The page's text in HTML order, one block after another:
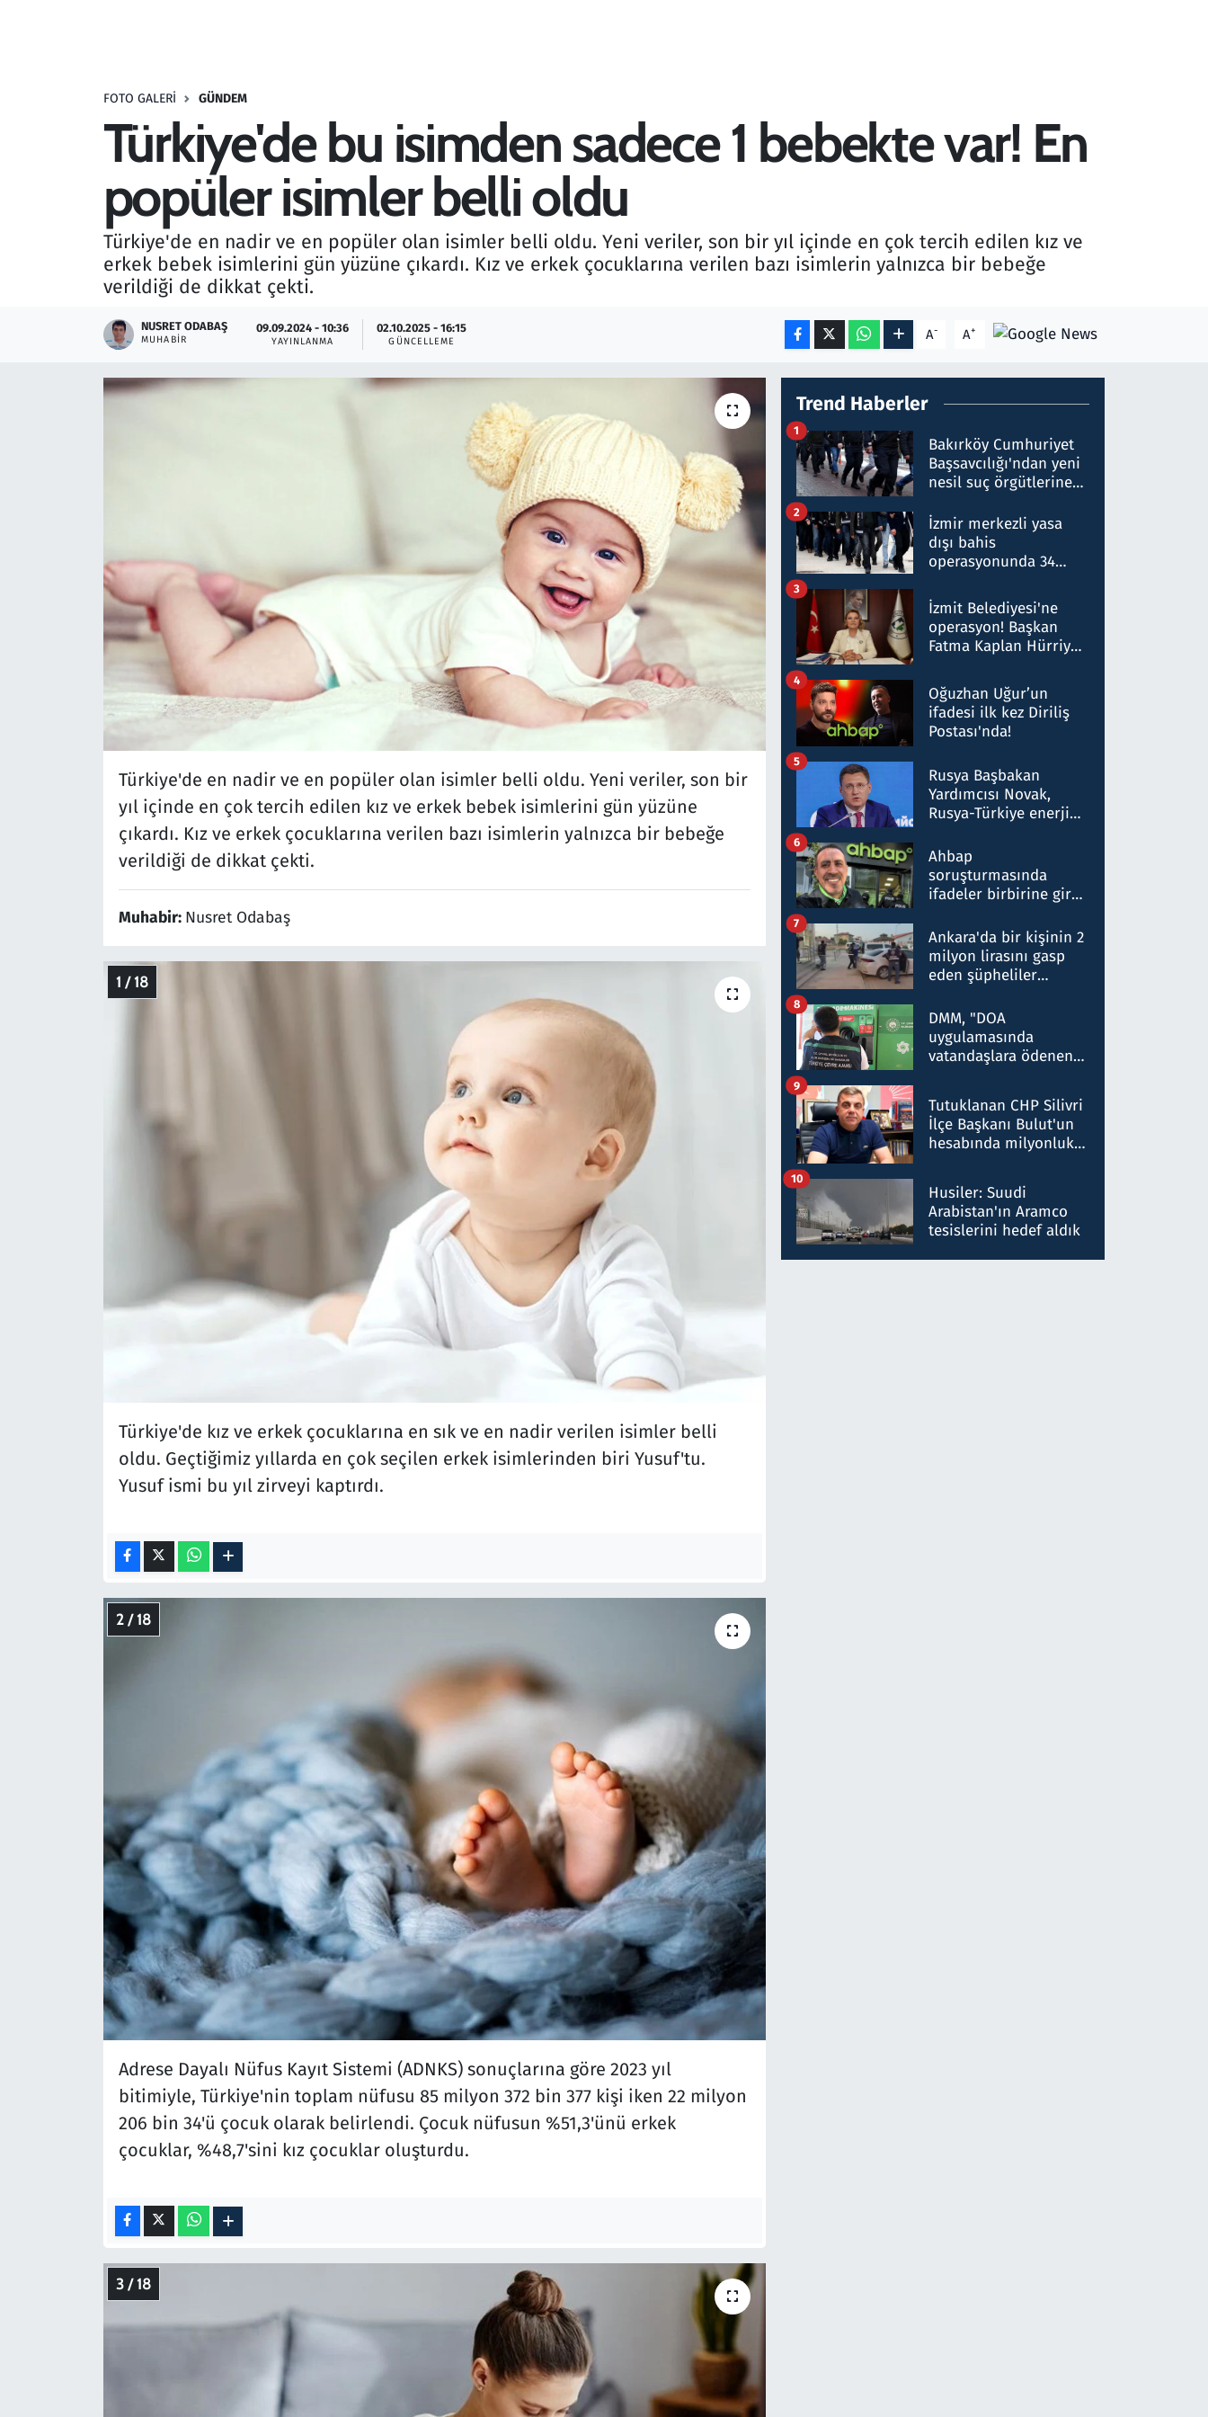
FOTO GALERI GÜNDEM
Türkiye'de bu isimden sadece 1 bebekte var! En
popüler isimler belli oldu
Türkiye'de en nadir ve en popüler olan isimler belli oldu. Yeni veriler, son bir yıl içinde en çok tercih edilen kız ve
erkek bebek isimlerini gün yüzüne çıkardı. Kız ve erkek çocuklarına verilen bazı isimlerin yalnızca bir bebeğe
verildiği de dikkat çekti.
NUSRET ODABAŞ
MUHABIR
09.09.2024 - 10:36
YAYINLANMA
02.10.2025 - 16:15
GÜNCELLEME A- A+
Türkiye'de en nadir ve en popüler olan isimler belli oldu. Yeni veriler, son bir
yıl içinde en çok tercih edilen kız ve erkek bebek isimlerini gün yüzüne
çıkardı. Kız ve erkek çocuklarına verilen bazı isimlerin yalnızca bir bebeğe
verildiği de dikkat çekti.
Muhabir: Nusret Odabaş
1 / 18
Türkiye'de kız ve erkek çocuklarına en sık ve en nadir verilen isimler belli
oldu. Geçtiğimiz yıllarda en çok seçilen erkek isimlerinden biri Yusuf'tu.
Yusuf ismi bu yıl zirveyi kaptırdı.
2 / 18
Adrese Dayalı Nüfus Kayıt Sistemi (ADNKS) sonuçlarına göre 2023 yıl
bitimiyle, Türkiye'nin toplam nüfusu 85 milyon 372 bin 377 kişi iken 22 milyon
206 bin 34'ü çocuk olarak belirlendi. Çocuk nüfusun %51,3'ünü erkek
çocuklar, %48,7'sini kız çocuklar oluşturdu.
3 / 18
Trend Haberler
Bakırköy Cumhuriyet
Başsavcılığı'ndan yeni
nesil suç örgütlerine
hakkında gözaltı kararı
1
İzmir merkezli yasa
dışı bahis
operasyonunda 34
Milyar liralık para
trafiği tespit edildi
2
İzmit Belediyesi'ne
operasyon! Başkan
Fatma Kaplan Hürriyet
3
Oğuzhan Uğur’un
ifadesi ilk kez Diriliş
Postası'nda!
4
Rusya Başbakan
Yardımcısı Novak,
Rusya-Türkiye enerji
nitelikte olduğunu
belirtti
5
Ahbap
soruşturmasında
ifadeler birbirine girdi:
ifadelerinden ortaya
çıkan tablo şok etti
6
Ankara'da bir kişinin 2
milyon lirasını gasp
eden şüpheliler
7
DMM, "DOA
uygulamasında
vatandaşlara ödenen
düşürüldüğü" iddiasını
yalanladı
8
Tutuklanan CHP Silivri
İlçe Başkanı Bulut'un
hesabında milyonluk
talimat verdi, ben
gönderdim
9
Husiler: Suudi
Arabistan'ın Aramco
tesislerini hedef aldık
10
Seçim 2023
Teknoloji ve Bilim